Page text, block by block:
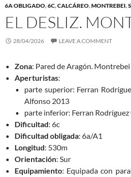
6A OBLIGADO,6C,CALCÁREO,MONTREBEI,
EL DESLIZ.
28/04/2026 LEAVE A COMMENT
Zona: Pared de Aragón. Montrebei
Aperturistas:
parte superior: Ferran
Alfonso 2013
parte inferior: Ferran
Dificultad: 6c
Dificultad obligada: 6a/A1
Longitud: 530m
Orientación: Sur
Equipamiento: Equipada con